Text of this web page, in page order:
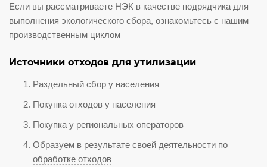
Если вы рассматриваете НЭК в качестве подрядчика для
выполнения экологического сбора, ознакомьтесь с нашим
производственным циклом
Источники отходов для утилизации
Раздельный сбор у населения
Покупка отходов у населения
Покупка у региональных операторов
Образуем в результате своей деятельности по
обработке отходов